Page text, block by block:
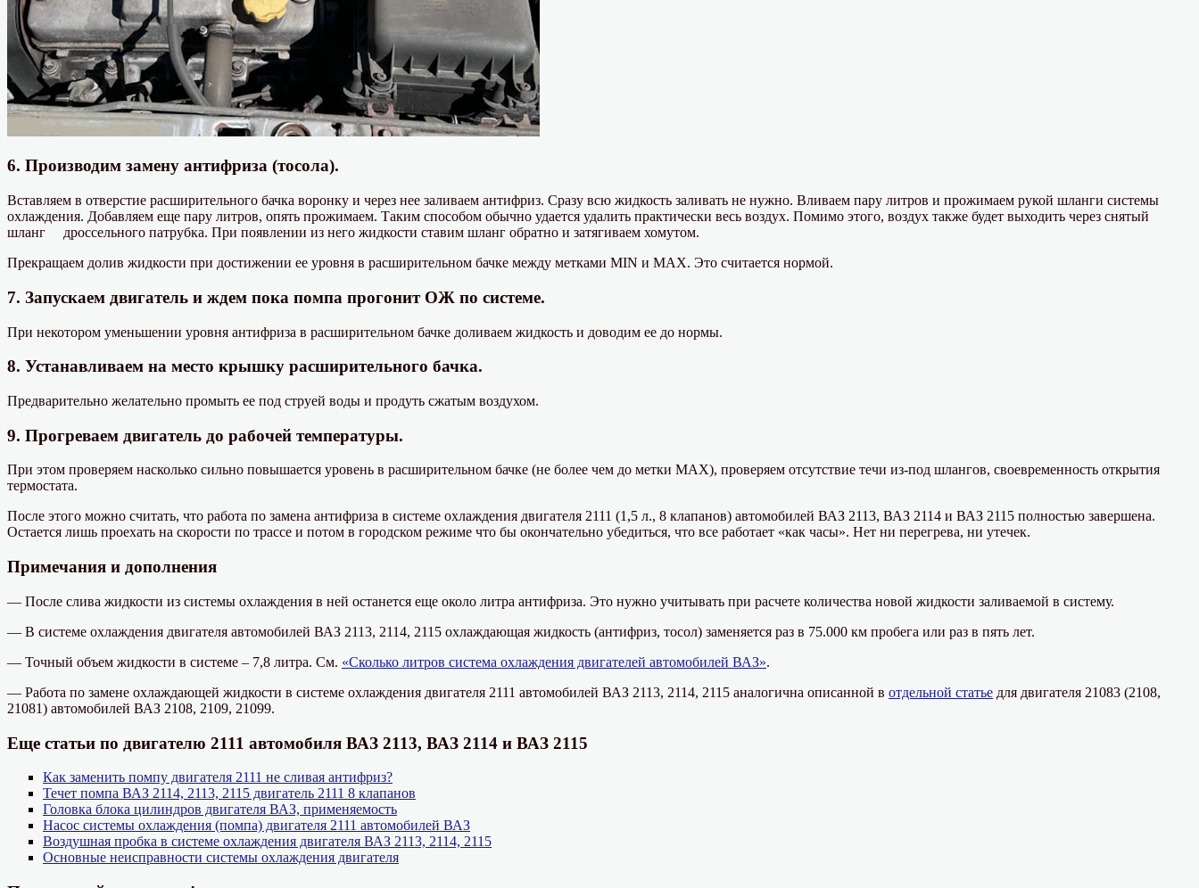
6. Производим замену антифриза (тосола).
Вставляем в отверстие расширительного бачка воронку и через нее заливаем антифриз. Сразу всю жидкость заливать не нужно. Вливаем пару литров и прожимаем рукой шланги системы
охлаждения. Добавляем еще пару литров, опять прожимаем. Таким способом обычно удается удалить практически весь воздух. Помимо этого, воздух также будет выходить через снятый
шланг дроссельного патрубка. При появлении из него жидкости ставим шланг обратно и затягиваем хомутом.
Прекращаем долив жидкости при достижении ее уровня в расширительном бачке между метками MIN и MAX. Это считается нормой.
7. Запускаем двигатель и ждем пока помпа прогонит ОЖ по системе.
При некотором уменьшении уровня антифриза в расширительном бачке доливаем жидкость и доводим ее до нормы.
8. Устанавливаем на место крышку расширительного бачка.
Предварительно желательно промыть ее под струей воды и продуть сжатым воздухом.
9. Прогреваем двигатель до рабочей температуры.
При этом проверяем насколько сильно повышается уровень в расширительном бачке (не более чем до метки MAX), проверяем отсутствие течи из-под шлангов, своевременность открытия
термостата.
После этого можно считать, что работа по замена антифриза в системе охлаждения двигателя 2111 (1,5 л., 8 клапанов) автомобилей ВАЗ 2113, ВАЗ 2114 и ВАЗ 2115 полностью завершена.
Остается лишь проехать на скорости по трассе и потом в городском режиме что бы окончательно убедиться, что все работает «как часы». Нет ни перегрева, ни утечек.
Примечания и дополнения
— После слива жидкости из системы охлаждения в ней останется еще около литра антифриза. Это нужно учитывать при расчете количества новой жидкости заливаемой в систему.
— В системе охлаждения двигателя автомобилей ВАЗ 2113, 2114, 2115 охлаждающая жидкость (антифриз, тосол) заменяется раз в 75.000 км пробега или раз в пять лет.
— Точный объем жидкости в системе – 7,8 литра. См. «Сколько литров система охлаждения двигателей автомобилей ВАЗ».
— Работа по замене охлаждающей жидкости в системе охлаждения двигателя 2111 автомобилей ВАЗ 2113, 2114, 2115 аналогична описанной в отдельной статье для двигателя 21083 (2108,
21081) автомобилей ВАЗ 2108, 2109, 21099.
Еще статьи по двигателю 2111 автомобиля ВАЗ 2113, ВАЗ 2114 и ВАЗ 2115
Как заменить помпу двигателя 2111 не сливая антифриз?
Течет помпа ВАЗ 2114, 2113, 2115 двигатель 2111 8 клапанов
Головка блока цилиндров двигателя ВАЗ, применяемость
Насос системы охлаждения (помпа) двигателя 2111 автомобилей ВАЗ
Воздушная пробка в системе охлаждения двигателя ВАЗ 2113, 2114, 2115
Основные неисправности системы охлаждения двигателя